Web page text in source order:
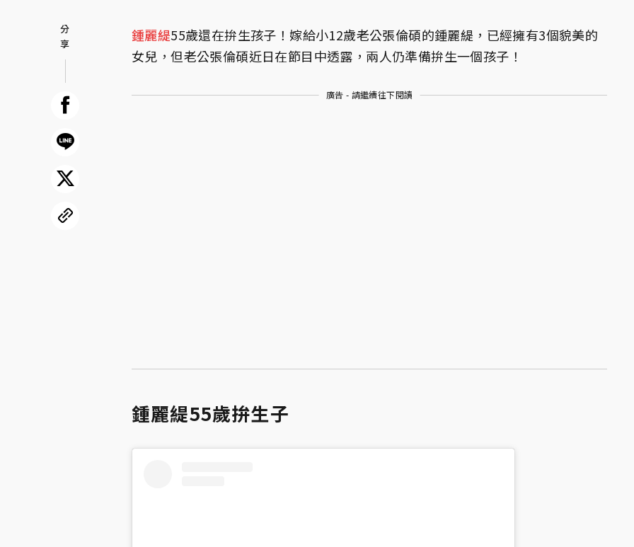
鍾麗緹55歲還在拚生孩子！嫁給小12歲老公張倫碩的鍾麗緹，已經擁有3個貌美的
女兒，但老公張倫碩近日在節目中透露，兩人仍準備拚生一個孩子！
廣告 - 請繼續往下閱讀
鍾麗緹55歲拚生子